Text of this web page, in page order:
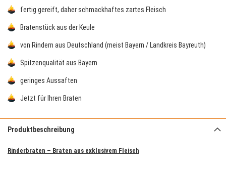
fertig gereift, daher schmackhaftes zartes Fleisch
Bratenstück aus der Keule
von Rindern aus Deutschland (meist Bayern / Landkreis Bayreuth)
Spitzenqualität aus Bayern
geringes Aussaften
Jetzt für Ihren Braten
Produktbeschreibung
Rinderbraten – Braten aus exklusivem Fleisch